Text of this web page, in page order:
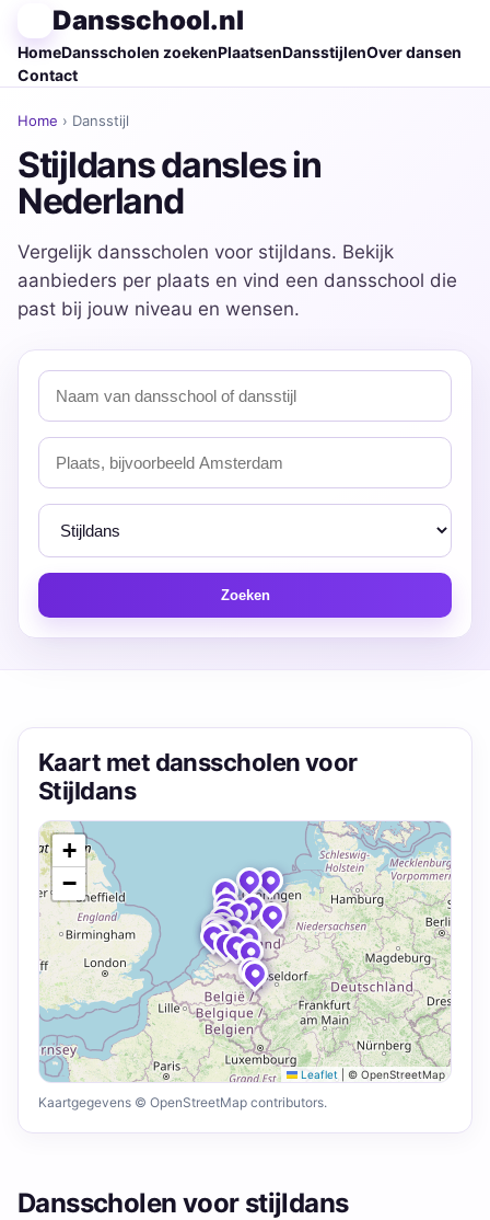
Dansschool.nl
HomeDansscholen zoekenPlaatsenDansstijlenOver dansen
Contact
Home › Dansstijl
Stijldans dansles in
Nederland
Vergelijk dansscholen voor stijldans. Bekijk
aanbieders per plaats en vind een dansschool die
past bij jouw niveau en wensen.
Zoeken
Kaart met dansscholen voor
Stijldans
+
−
Leaflet © OpenStreetMap
Kaartgegevens © OpenStreetMap contributors.
Dansscholen voor stijldans